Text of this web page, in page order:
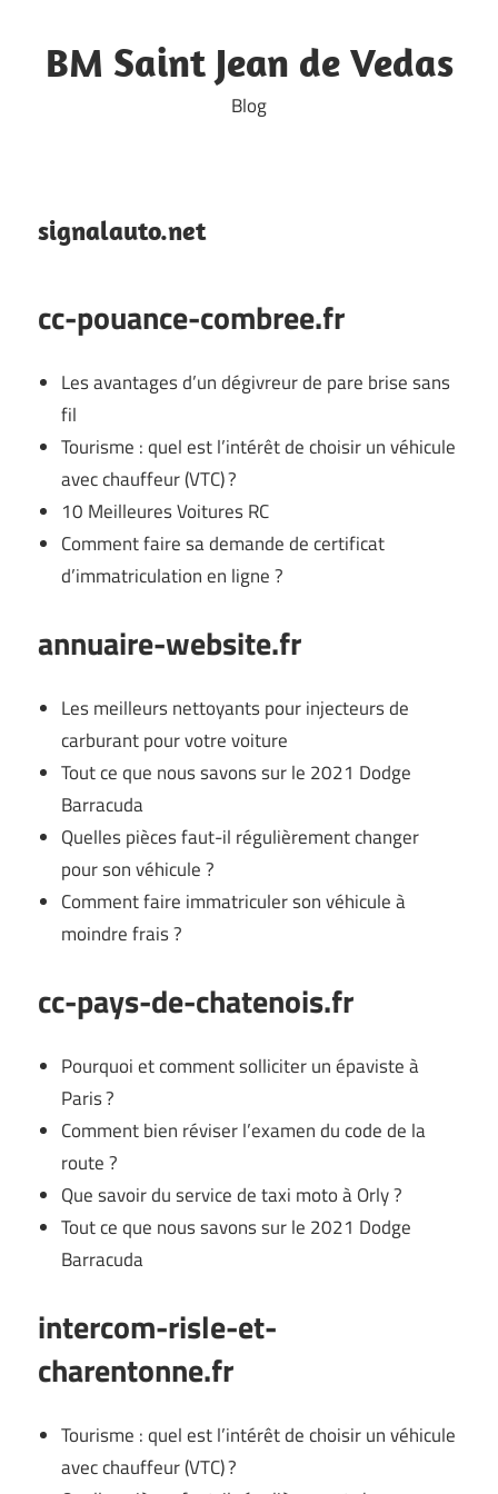
to
content
BM Saint Jean de Vedas
Blog
signalauto.net
cc-pouance-combree.fr
Les avantages d’un dégivreur de pare brise sans
fil
Tourisme : quel est l’intérêt de choisir un véhicule
avec chauffeur (VTC) ?
10 Meilleures Voitures RC
Comment faire sa demande de certificat
d’immatriculation en ligne ?
annuaire-website.fr
Les meilleurs nettoyants pour injecteurs de
carburant pour votre voiture
Tout ce que nous savons sur le 2021 Dodge
Barracuda
Quelles pièces faut-il régulièrement changer
pour son véhicule ?
Comment faire immatriculer son véhicule à
moindre frais ?
cc-pays-de-chatenois.fr
Pourquoi et comment solliciter un épaviste à
Paris ?
Comment bien réviser l’examen du code de la
route ?
Que savoir du service de taxi moto à Orly ?
Tout ce que nous savons sur le 2021 Dodge
Barracuda
intercom-risle-et-
charentonne.fr
Tourisme : quel est l’intérêt de choisir un véhicule
avec chauffeur (VTC) ?